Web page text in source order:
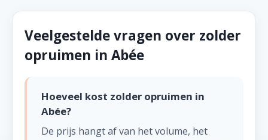
Veelgestelde vragen over zolder
opruimen in Abée
Hoeveel kost zolder opruimen in
Abée?
De prijs hangt af van het volume, het